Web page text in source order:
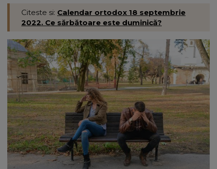
Citeste si: Calendar ortodox 18 septembrie
2022. Ce sărbătoare este duminică?